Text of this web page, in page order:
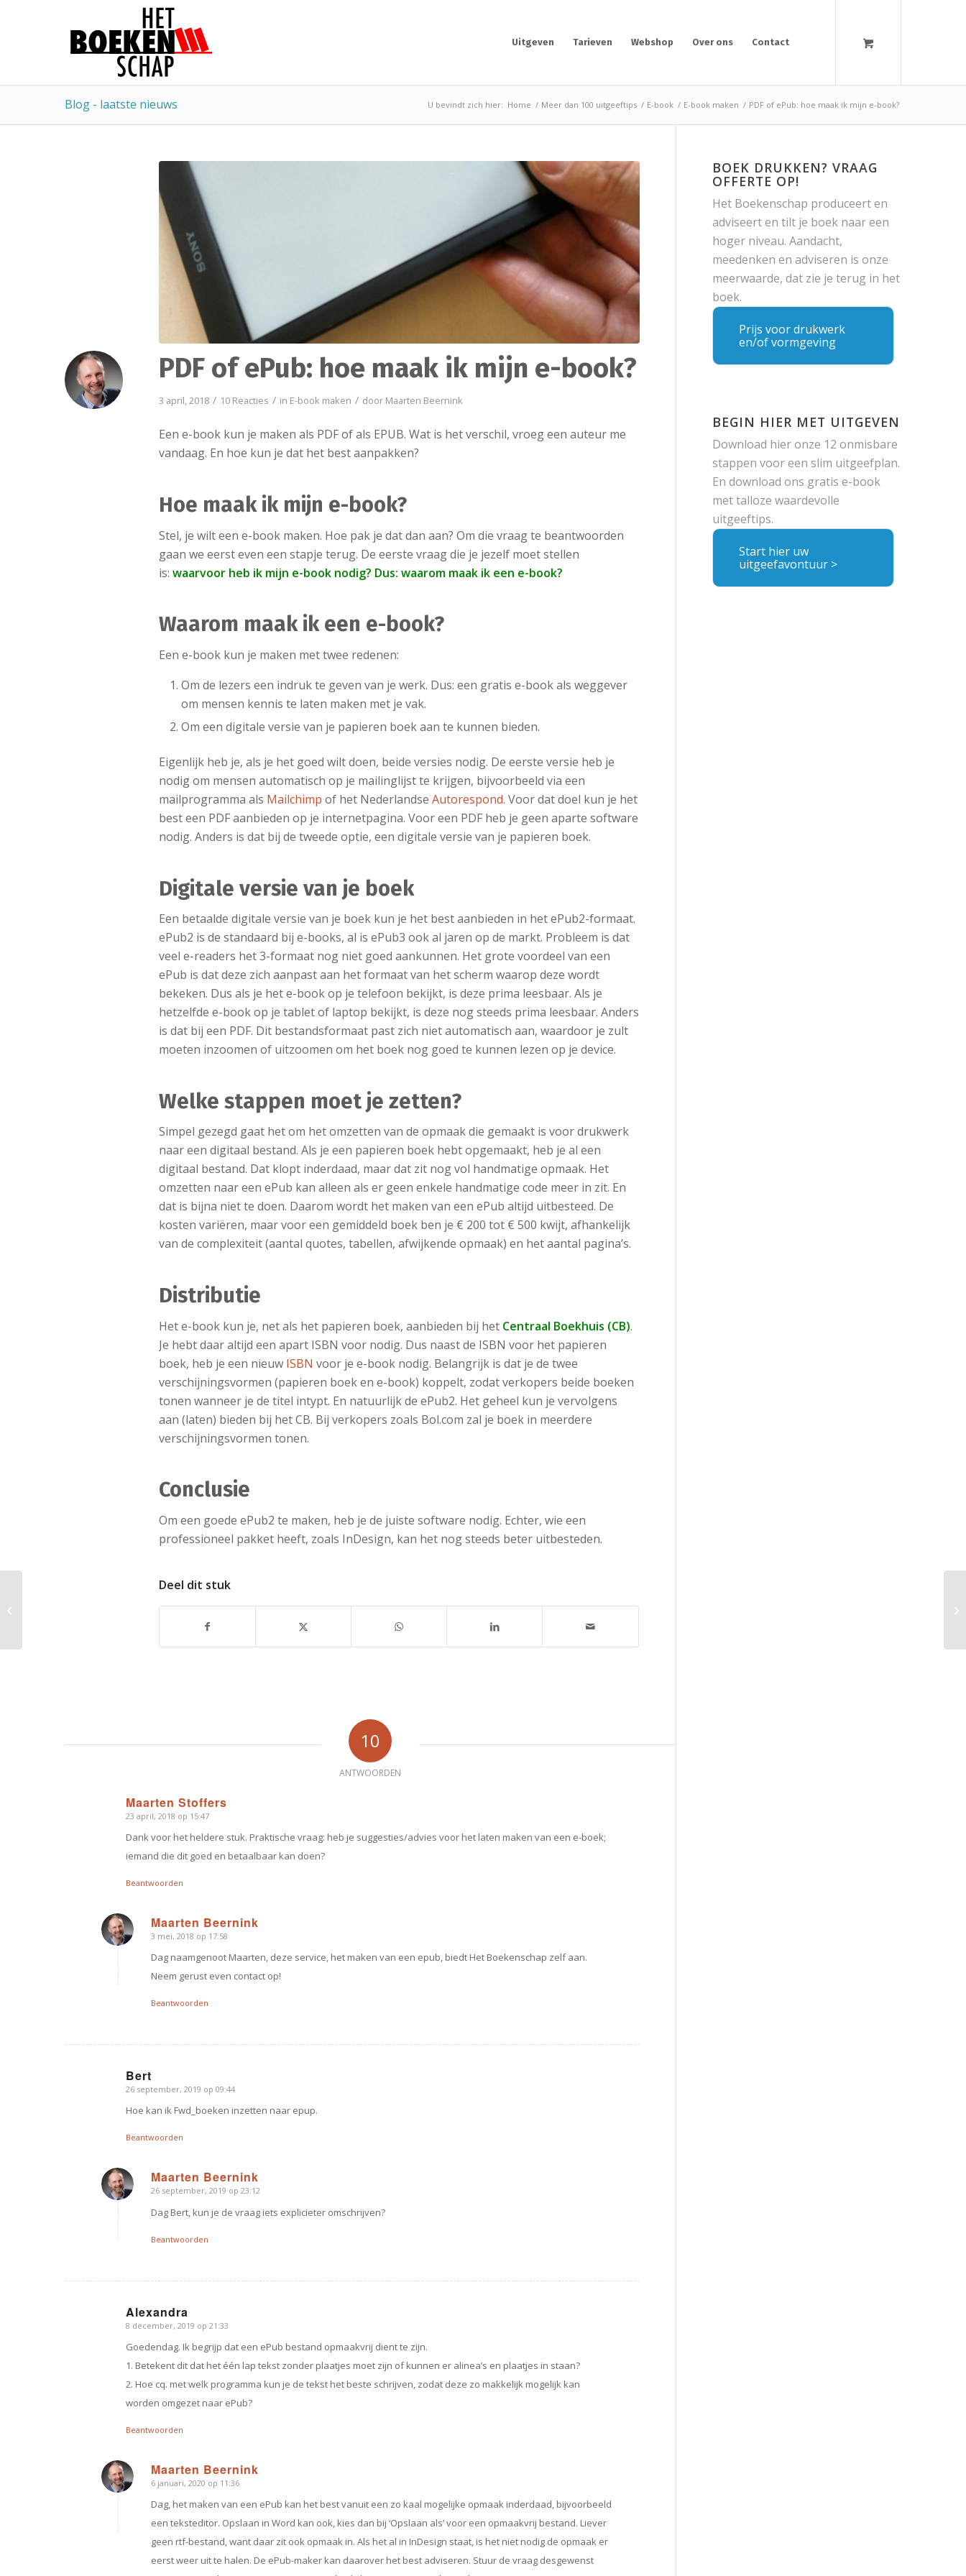
Uitgeven Tarieven Webshop Over ons Contact
Blog - laatste nieuws U bevindt zich hier: Home / Meer dan 100 uitgeeftips / E-book / E-book maken / PDF of ePub: hoe maak ik mijn e-book?
PDF of ePub: hoe maak ik mijn e-book?
3 april, 2018 / 10 Reacties / in E-book maken / door Maarten Beernink
Een e-book kun je maken als PDF of als EPUB. Wat is het verschil, vroeg een auteur me
vandaag. En hoe kun je dat het best aanpakken?
Hoe maak ik mijn e-book?
Stel, je wilt een e-book maken. Hoe pak je dat dan aan? Om die vraag te beantwoorden
gaan we eerst even een stapje terug. De eerste vraag die je jezelf moet stellen
is:waarvoor heb ik mijn e-book nodig? Dus: waarom maak ik een e-book?
Waarom maak ik een e-book?
Een e-book kun je maken met twee redenen:
Om de lezers een indruk te geven van je werk. Dus: een gratis e-book als weggever
om mensen kennis te laten maken met je vak.
Om een digitale versie van je papieren boek aan te kunnen bieden.
Eigenlijk heb je, als je het goed wilt doen, beide versies nodig. De eerste versie heb je
nodig om mensen automatisch op je mailinglijst te krijgen, bijvoorbeeld via een
mailprogramma als Mailchimp of het NederlandseAutorespond. Voor dat doel kun je het
best een PDF aanbieden op je internetpagina. Voor een PDF heb je geen aparte software
nodig. Anders is dat bij de tweede optie, een digitale versie van je papieren boek.
Digitale versie van je boek
Een betaalde digitale versie van je boek kun je het best aanbieden in het ePub2-formaat.
ePub2 is de standaard bij e-books, al is ePub3 ook al jaren op de markt. Probleem is dat
veel e-readers het 3-formaat nog niet goed aankunnen. Het grote voordeel van een
ePub is dat deze zich aanpast aan het formaat van het scherm waarop deze wordt
bekeken. Dus als je het e-book op je telefoon bekijkt, is deze prima leesbaar. Als je
hetzelfde e-book op je tablet of laptop bekijkt, is deze nog steeds prima leesbaar. Anders
is dat bij een PDF. Dit bestandsformaat past zich niet automatisch aan, waardoor je zult
moeten inzoomen of uitzoomen om het boek nog goed te kunnen lezen op je device.
Welke stappen moet je zetten?
Simpel gezegd gaat het om het omzetten van de opmaak die gemaakt is voor drukwerk
naar een digitaal bestand. Als je een papieren boek hebt opgemaakt, heb je al een
digitaal bestand. Dat klopt inderdaad, maar dat zit nog vol handmatige opmaak. Het
omzetten naar een ePub kan alleen als er geen enkele handmatige code meer in zit. En
dat is bijna niet te doen. Daarom wordt het maken van een ePub altijd uitbesteed. De
kosten variëren, maar voor een gemiddeld boek ben je € 200 tot € 500 kwijt, afhankelijk
van de complexiteit (aantal quotes, tabellen, afwijkende opmaak) en het aantal pagina’s.
Distributie
Het e-book kun je, net als het papieren boek, aanbieden bij het Centraal Boekhuis (CB).
Je hebt daar altijd een apart ISBN voor nodig. Dus naast de ISBN voor het papieren
boek, heb je een nieuw ISBN voor je e-book nodig. Belangrijk is dat je de twee
verschijningsvormen (papieren boek en e-book) koppelt, zodat verkopers beide boeken
tonen wanneer je de titel intypt. En natuurlijk de ePub2. Het geheel kun je vervolgens
aan (laten) bieden bij het CB. Bij verkopers zoals Bol.com zal je boek in meerdere
verschijningsvormen tonen.
Conclusie
Om een goede ePub2 te maken, heb je de juiste software nodig. Echter, wie een
professioneel pakket heeft, zoals InDesign, kan het nog steeds beter uitbesteden.
Deel dit stuk
10
ANTWOORDEN
Maarten Stoffers
zegt:
23 april, 2018 op 15:47
Dank voor het heldere stuk. Praktische vraag: heb je suggesties/advies voor het laten maken van een e-boek;
iemand die dit goed en betaalbaar kan doen?
Beantwoorden
Maarten Beernink
zegt:
3 mei, 2018 op 17:58
Dag naamgenoot Maarten, deze service, het maken van een epub, biedt Het Boekenschap zelf aan.
Neem gerust even contact op!
Beantwoorden
Bert
zegt:
26 september, 2019 op 09:44
Hoe kan ik Fwd_boeken inzetten naar epup.
Beantwoorden
Maarten Beernink
zegt:
26 september, 2019 op 23:12
Dag Bert, kun je de vraag iets explicieter omschrijven?
Beantwoorden
Alexandra
zegt:
8 december, 2019 op 21:33
Goedendag. Ik begrijp dat een ePub bestand opmaakvrij dient te zijn.
1. Betekent dit dat het één lap tekst zonder plaatjes moet zijn of kunnen er alinea’s en plaatjes in staan?
2. Hoe cq. met welk programma kun je de tekst het beste schrijven, zodat deze zo makkelijk mogelijk kan
worden omgezet naar ePub?
Beantwoorden
Maarten Beernink
zegt:
6 januari, 2020 op 11:36
Dag, het maken van een ePub kan het best vanuit een zo kaal mogelijke opmaak inderdaad, bijvoorbeeld
een teksteditor. Opslaan in Word kan ook, kies dan bij ‘Opslaan als’ voor een opmaakvrij bestand. Liever
geen rtf-bestand, want daar zit ook opmaak in. Als het al in InDesign staat, is het niet nodig de opmaak er
eerst weer uit te halen. De ePub-maker kan daarover het best adviseren. Stuur de vraag desgewenst
BOEK DRUKKEN? VRAAG
OFFERTE OP!
Het Boekenschap produceert en
adviseert en tilt je boek naar een
hoger niveau. Aandacht,
meedenken en adviseren is onze
meerwaarde, dat zie je terug in het
boek.
Prijs voor drukwerk
en/of vormgeving
BEGIN HIER MET UITGEVEN
Download hier onze 12 onmisbare
stappen voor een slim uitgeefplan.
En download ons gratis e-book
met talloze waardevolle
uitgeeftips.
Start hier uw
uitgeefavontuur >